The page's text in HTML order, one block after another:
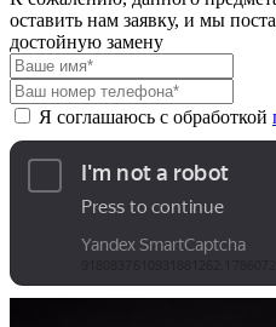
оставить нам заявку, и мы
достойную замену
Я соглашаюсь с обработкой